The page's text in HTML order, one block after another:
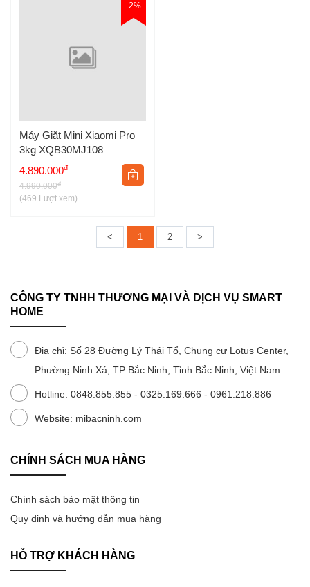
-2%
Máy Giặt Mini Xiaomi Pro
3kg XQB30MJ108
4.890.000đ
4.990.000đ
(469 Lượt xem)
< 1 2 >
CÔNG TY TNHH THƯƠNG MẠI VÀ DỊCH VỤ SMART
HOME
Địa chỉ: Số 28 Đường Lý Thái Tổ, Chung cư Lotus Center,
Phường Ninh Xá, TP Bắc Ninh, Tỉnh Bắc Ninh, Việt Nam
Hotline: 0848.855.855 - 0325.169.666 - 0961.218.886
Website: mibacninh.com
CHÍNH SÁCH MUA HÀNG
Chính sách bảo mật thông tin
Quy định và hướng dẫn mua hàng
HỖ TRỢ KHÁCH HÀNG